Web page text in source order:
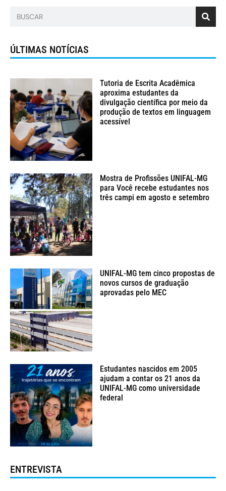
ÚLTIMAS NOTÍCIAS
Tutoria de Escrita Acadêmica
aproxima estudantes da
divulgação científica por meio da
produção de textos em linguagem
acessível
Mostra de Profissões UNIFAL-MG
para Você recebe estudantes nos
três campi em agosto e setembro
UNIFAL-MG tem cinco propostas de
novos cursos de graduação
aprovadas pelo MEC
Estudantes nascidos em 2005
ajudam a contar os 21 anos da
UNIFAL-MG como universidade
federal
ENTREVISTA